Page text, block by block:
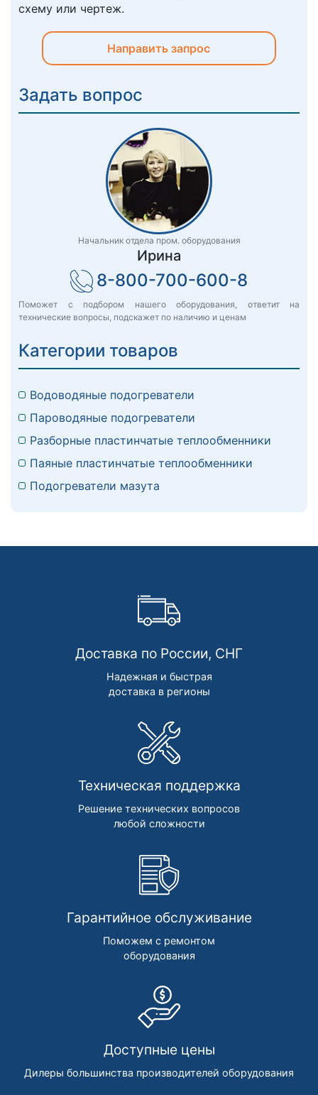
схему или чертеж.
Направить запрос
Задать вопрос
Начальник отдела пром. оборудования
Ирина
8-800-700-600-8
Поможет с подбором нашего оборудования, ответит на
технические вопросы, подскажет по наличию и ценам
Категории товаров
Водоводяные подогреватели
Пароводяные подогреватели
Разборные пластинчатые теплообменники
Паяные пластинчатые теплообменники
Подогреватели мазута
Доставка по России, СНГ
Надежная и быстрая
доставка в регионы
Техническая поддержка
Решение технических вопросов
любой сложности
Гарантийное обслуживание
Поможем с ремонтом
оборудования
Доступные цены
Дилеры большинства производителей оборудования